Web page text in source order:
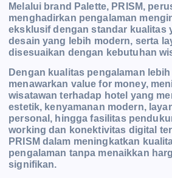
Melalui brand Palette, PRISM,
menghadirkan pengalaman
eksklusif dengan standar kualitas
desain yang lebih modern, serta
disesuaikan dengan kebutuhan
Dengan kualitas pengalaman
menawarkan value for money,
wisatawan terhadap hotel yang
estetik, kenyamanan modern,
personal, hingga fasilitas
working dan konektivitas digital
PRISM dalam meningkatkan
pengalaman tanpa menaikkan
signifikan.